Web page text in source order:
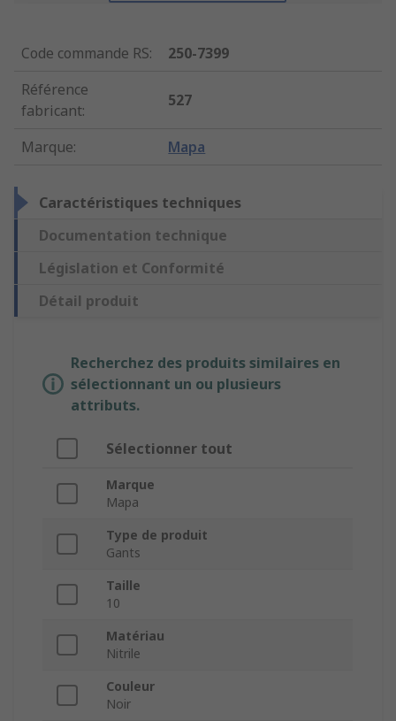
Code commande RS:
250-7399
Référence
fabricant:
527
Marque: Mapa
Caractéristiques techniques
Documentation technique
Législation et Conformité
Détail produit
Recherchez des produits similaires en
sélectionnant un ou plusieurs
attributs.
Sélectionner tout
Marque
Mapa
Type de produit
Gants
Taille
10
Matériau
Nitrile
Couleur
Noir